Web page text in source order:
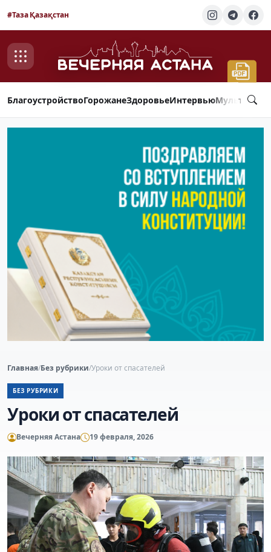
#Таза Қазақстан
БлагоустройствоГорожанеЗдоровьеИнтервью
Главная/Без рубрики/Уроки от спасателей
БЕЗ РУБРИКИ
Уроки от спасателей
Вечерняя Астана 19 февраля, 2026